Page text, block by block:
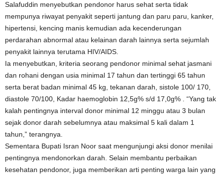
Salafuddin menyebutkan pendonor harus sehat serta tidak
mempunya riwayat penyakit seperti jantung dan paru paru, kanker,
hipertensi, kencing manis kemudian ada kecenderungan
perdarahan abnormal atau kelainan darah lainnya serta sejumlah
penyakit lainnya terutama HIV/AIDS.
Ia menyebutkan, kriteria seorang pendonor minimal sehat jasmani
dan rohani dengan usia minimal 17 tahun dan tertinggi 65 tahun
serta berat badan minimal 45 kg, tekanan darah, sistole 100/ 170,
diastole 70/100, Kadar haemoglobin 12,5g% s/d 17,0g% . “Yang tak
kalah pentingnya interval donor minimal 12 minggu atau 3 bulan
sejak donor darah sebelumnya atau maksimal 5 kali dalam 1
tahun,” terangnya.
Sementara Bupati Isran Noor saat mengunjungi aksi donor menilai
pentingnya mendonorkan darah. Selain membantu perbaikan
kesehatan pendonor, juga memberikan arti penting warga lain yang